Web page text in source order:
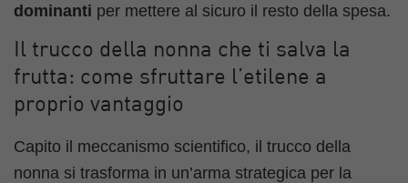
dominanti per mettere al sicuro il resto della spesa.
Il trucco della nonna che ti salva la
frutta: come sfruttare l’etilene a
proprio vantaggio
Capito il meccanismo scientifico, il trucco della
nonna si trasforma in un’arma strategica per la